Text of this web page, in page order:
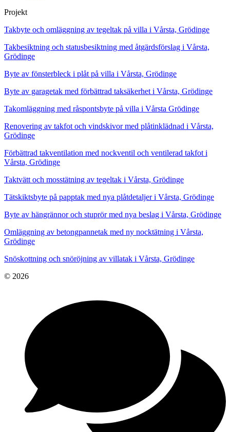
Projekt
Takbyte och omläggning av tegeltak på villa i Vårsta, Grödinge
Takbesiktning och statusbesiktning med åtgärdsförslag i Vårsta,
Grödinge
Byte av fönsterbleck i plåt på villa i Vårsta, Grödinge
Byte av garagetak med förbättrad taksäkerhet i Vårsta, Grödinge
Takomläggning med råspontsbyte på villa i Vårsta Grödinge
Renovering av takfot och vindskivor med plåtinklädnad i Vårsta,
Grödinge
Förbättrad takventilation med nockventil och ventilerad takfot i
Vårsta, Grödinge
Taktvätt och mosstätning av tegeltak i Vårsta, Grödinge
Tätskiktsbyte på papptak med nya plåtdetaljer i Vårsta, Grödinge
Byte av hängrännor och stuprör med nya beslag i Vårsta, Grödinge
Omläggning av betongpannetak med ny nocktätning i Vårsta,
Grödinge
Snöskottning och snöröjning av villatak i Vårsta, Grödinge
© 2026